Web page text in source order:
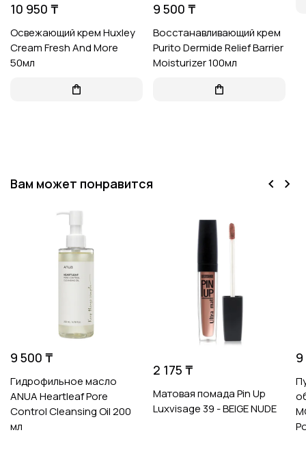
10 950 ₸
Освежающий крем Huxley
Cream Fresh And More
50мл
9 500 ₸
Восстанавливающий крем
Purito Dermide Relief Barrier
Moisturizer 100мл
Вам может понравится
9 500 ₸
Гидрофильное масло
ANUA Heartleaf Pore
Control Cleansing Oil 200
мл
2 175 ₸
Матовая помада Pin Up
Luxvisage 39 - BEIGE NUDE